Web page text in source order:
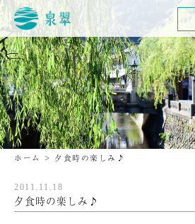
ホーム > 夕食時の楽しみ♪
2011.11.18
夕食時の楽しみ♪